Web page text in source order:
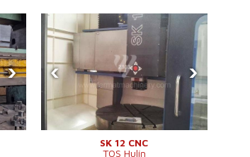
› ‹ ›
SK 12 CNC
TOS Hulín